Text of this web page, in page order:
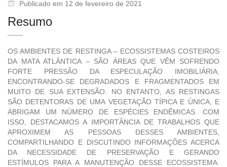
Publicado em 12 de fevereiro de 2021
Resumo
OS AMBIENTES DE RESTINGA – ECOSSISTEMAS COSTEIROS
DA MATA ATLÂNTICA – SÃO ÁREAS QUE VÊM SOFRENDO
FORTE PRESSÃO DA ESPECULAÇÃO IMOBILIÁRIA,
ENCONTRANDO-SE DEGRADADOS E FRAGMENTADOS EM
MUITO DE SUA EXTENSÃO. NO ENTANTO, AS RESTINGAS
SÃO DETENTORAS DE UMA VEGETAÇÃO TÍPICA E ÚNICA, E
ABRIGAM UM NÚMERO DE ESPÉCIES ENDÊMICAS. COM
ISSO, DESTACAMOS A IMPORTÂNCIA DE TRABALHOS QUE
APROXIMEM AS PESSOAS DESSES AMBIENTES,
COMPARTILHANDO E DISCUTINDO INFORMAÇÕES ACERCA
DA NECESSIDADE DE PRESERVAÇÃO E GERANDO
ESTÍMULOS PARA A MANUTENÇÃO DESSE ECOSSISTEMA.